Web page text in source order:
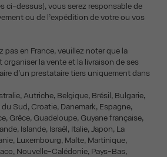
ci-dessus), vous serez responsable de
ou de l’expédition de votre ou vos
pas en France, veuillez noter que la
la vente et la livraison de ses
d’un prestataire tiers uniquement dans
Autriche, Belgique, Brésil, Bulgarie,
Sud, Croatie, Danemark, Espagne,
Grèce, Guadeloupe, Guyane française,
Islande, Israël, Italie, Japon, La
Luxembourg, Malte, Martinique,
Nouvelle-Calédonie, Pays-Bas,